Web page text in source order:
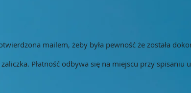
mailem, żeby była pewność że została
Płatność odbywa się na miejscu przy spisaniu